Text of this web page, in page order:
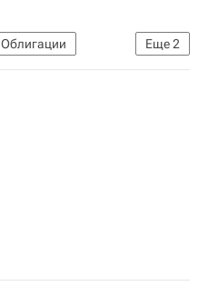
Еще2
Облигации